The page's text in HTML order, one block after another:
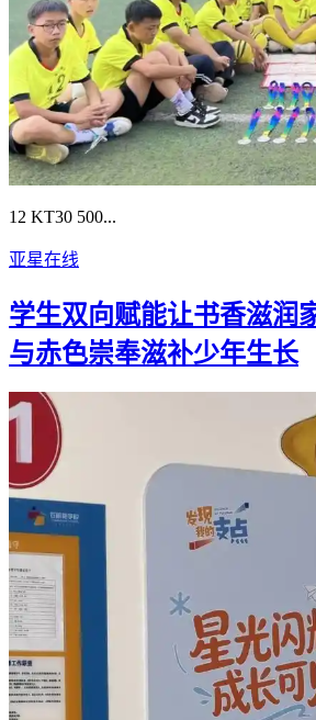
12 KT30 500...
亚星在线
学生双向赋能让书香滋润
与赤色崇奉滋补少年生长